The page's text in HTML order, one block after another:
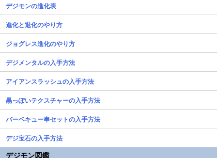
デジモンの進化表
進化と退化のやり方
ジョグレス進化のやり方
デジメンタルの入手方法
アイアンスラッシュの入手方法
黒っぽいテクスチャーの入手方法
バーベキュー串セットの入手方法
デジ宝石の入手方法
デジモン図鑑